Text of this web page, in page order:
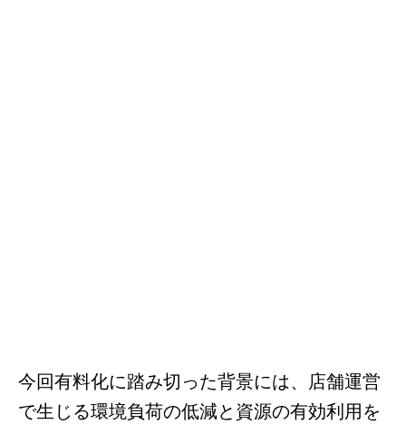
今回有料化に踏み切った背景には、店舗運営
で生じる環境負荷の低減と資源の有効利用を